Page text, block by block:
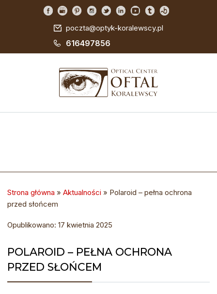
poczta@optyk-koralewscy.pl
616497856
Strona główna » Aktualności » Polaroid – pełna ochrona
przed słońcem
Opublikowano: 17 kwietnia 2025
POLAROID – PEŁNA OCHRONA
PRZED SŁOŃCEM